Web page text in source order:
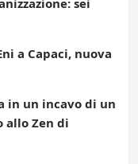
sei
a Capaci, nuova
in un incavo di un
allo Zen di